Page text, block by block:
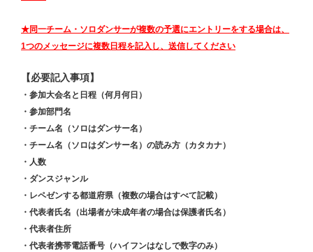
★同一チーム・ソロダンサーが複数の予選にエントリーをする場合は、
1つのメッセージに複数日程を記入し、送信してください
【必要記入事項】
・参加大会名と日程（何月何日）
・参加部門名
・チーム名（ソロはダンサー名）
・チーム名（ソロはダンサー名）の読み方（カタカナ）
・人数
・ダンスジャンル
・レペゼンする都道府県（複数の場合はすべて記載）
・代表者氏名（出場者が未成年者の場合は保護者氏名）
・代表者住所
・代表者携帯電話番号（ハイフンはなしで数字のみ）